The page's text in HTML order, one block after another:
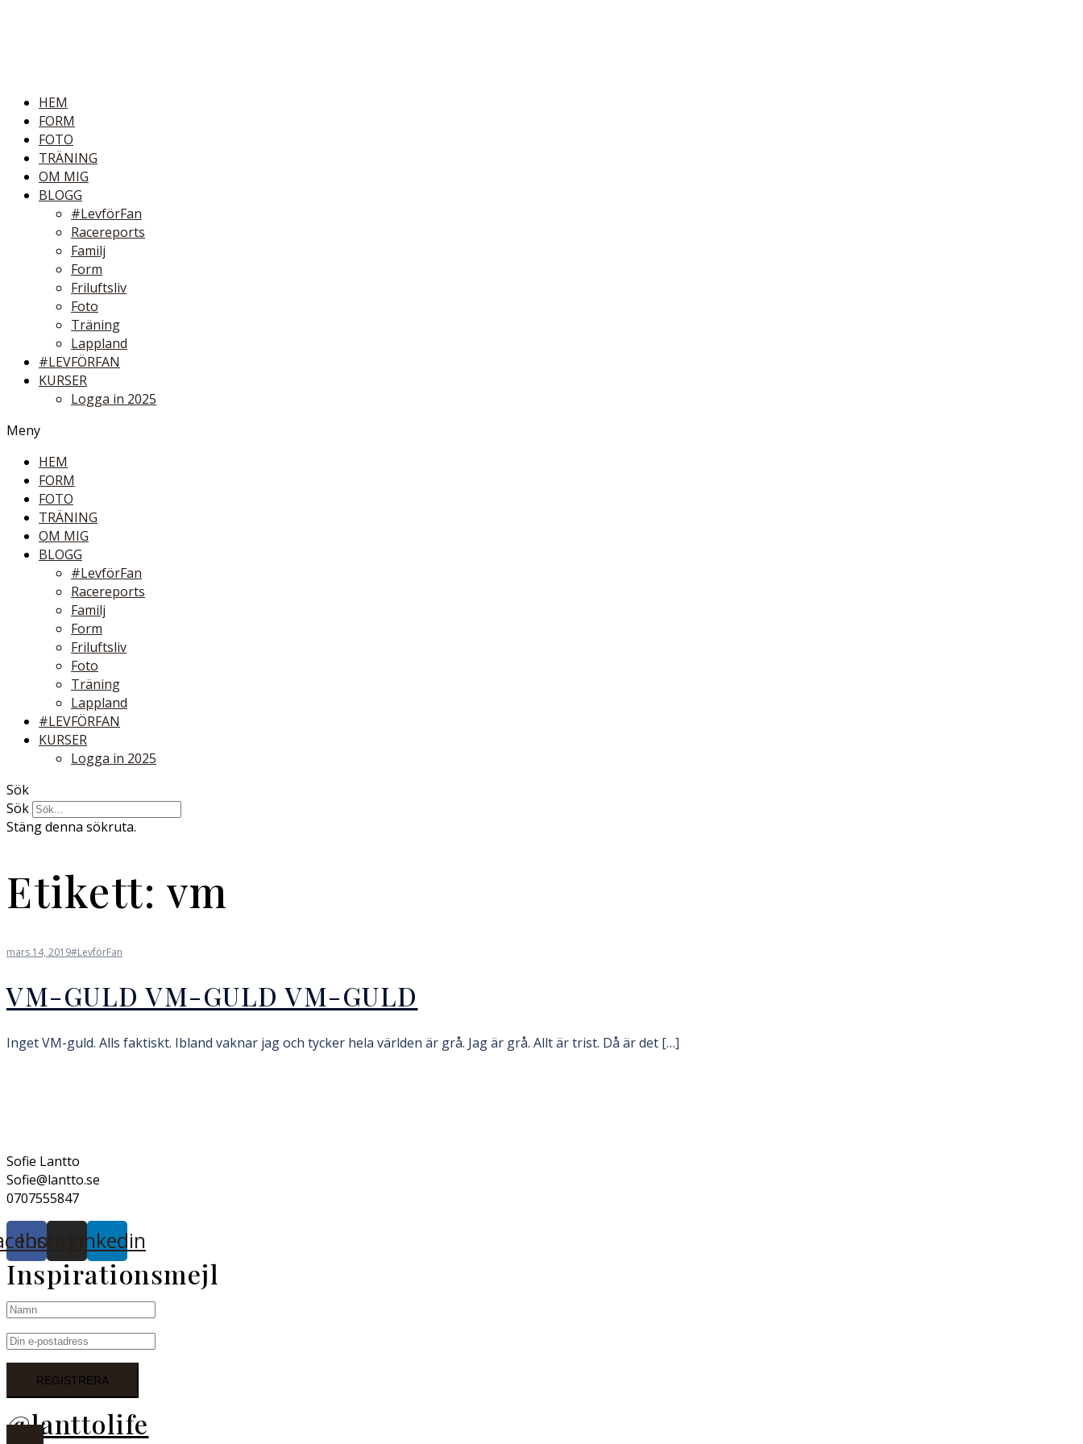
HEM
FORM
FOTO
TRÄNING
OM MIG
BLOGG
#LevförFan
Racereports
Familj
Form
Friluftsliv
Foto
Träning
Lappland
#LEVFÖRFAN
KURSER
Logga in 2025
Meny
HEM
FORM
FOTO
TRÄNING
OM MIG
BLOGG
#LevförFan
Racereports
Familj
Form
Friluftsliv
Foto
Träning
Lappland
#LEVFÖRFAN
KURSER
Logga in 2025
Sök
Sök
Stäng denna sökruta.
Etikett: vm
mars 14, 2019#LevförFan
VM-GULD VM-GULD VM-GULD
Inget VM-guld. Alls faktiskt. Ibland vaknar jag och tycker hela världen är grå. Jag är grå. Allt är trist. Då är det […]
Sofie Lantto
Sofie@lantto.se
0707555847
InstagramLinkedin
Inspirationsmejl
@lanttolife